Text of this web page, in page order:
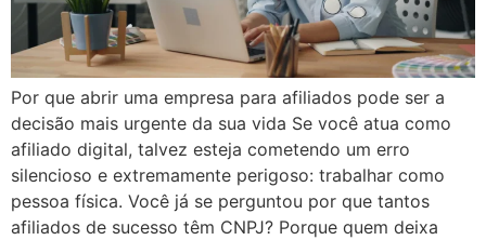
Por que abrir uma empresa para afiliados pode ser a
decisão mais urgente da sua vida Se você atua como
afiliado digital, talvez esteja cometendo um erro
silencioso e extremamente perigoso: trabalhar como
pessoa física. Você já se perguntou por que tantos
afiliados de sucesso têm CNPJ? Porque quem deixa